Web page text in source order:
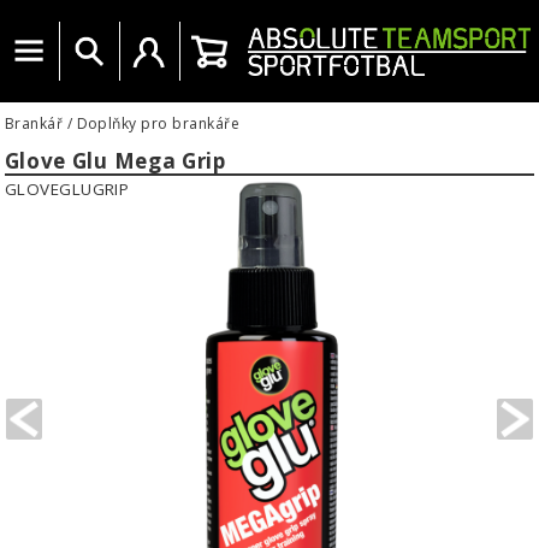
Menu Vyhledat Uživatelský účet
Košík
Brankář / Doplňky pro brankáře
Glove Glu Mega Grip
PREVIOUS
GLOVEGLUGRIP